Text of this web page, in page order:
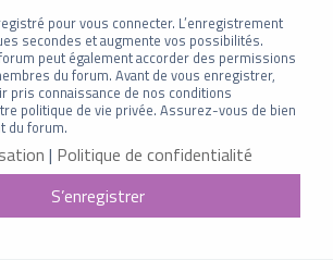
pour vous connecter. L’enregistrement
secondes et augmente vos possibilités.
peut également accorder des permissions
du forum. Avant de vous enregistrer,
pris connaissance de nos conditions
politique de vie privée. Assurez-vous de bien
du forum.
| Politique de confidentialité
S’enregistrer